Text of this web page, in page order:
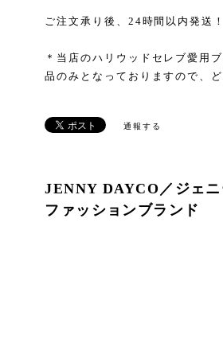
ご注文承り後、24時間以内発送
＊当店のハリウッドセレブ愛用
品のみとなっておりますので、
通報する
JENNY DAYCO／ジェ
ファッションブランド